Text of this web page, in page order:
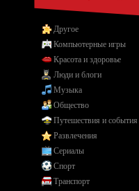
Другое
Компьютерные игры
Красота и здоровье
Люди и блоги
Музыка
Общество
Путешествия и события
Развлечения
Сериалы
Спорт
Транспорт